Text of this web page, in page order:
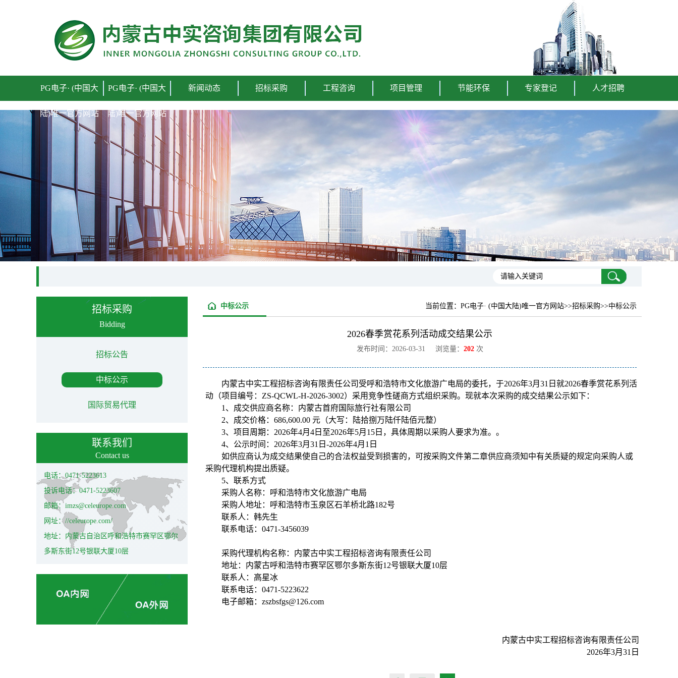
PG电子· (中国大
陆)唯一官方网站
PG电子· (中国大
陆)唯一官方网站
新闻动态 招标采购 工程咨询 项目管理 节能环保 专家登记 人才招聘
招标采购
Bidding
招标公告
中标公示
国际贸易代理
联系我们
Contact us
电话：0471-5223613
投诉电话：0471-5223607
邮箱：imzs@celeurope.com
网址：//celeurope.com/
地址：内蒙古自治区呼和浩特市赛罕区鄂尔
多斯东街12号银联大厦10层
当前位置： PG电子· (中国大陆)唯一官方网站>>招标采购>>中标公示
中标公示
2026春季赏花系列活动成交结果公示
发布时间：2026-03-31 浏览量： 202次
内蒙古中实工程招标咨询有限责任公司受呼和浩特市文化旅游广电局的委托，于2026年3月31日就2026春季赏花系列活
动（项目编号：ZS-QCWL-H-2026-3002）采用竞争性磋商方式组织采购。现就本次采购的成交结果公示如下：
1 、成交供应商名称：内蒙古首府国际旅行社有限公司
2、成交价格：686,600.00 元（大写：陆拾捌万陆仟陆佰元整）
3、项目周期：2026年4月4日至2026年5月15日，具体周期以采购人要求为准。。
4、公示时间：2026年3月31日-2026年4月1日
如供应商认为成交结果使自己的合法权益受到损害的，可按采购文件第二章供应商须知中有关质疑的规定向采购人或
采购代理机构提出质疑。
5、联系方式
采购人名称：呼和浩特市文化旅游广电局
采购人地址：呼和浩特市玉泉区石羊桥北路182号
联系人：韩先生
联系电话：0471-3456039
采购代理机构名称：内蒙古中实工程招标咨询有限责任公司
地址：内蒙古呼和浩特市赛罕区鄂尔多斯东街12号银联大厦10层
联系人：高星冰
联系电话：0471-5223622
电子邮箱：zszbsfgs@126.com
内蒙古中实工程招标咨询有限责任公司
2026年3月31日